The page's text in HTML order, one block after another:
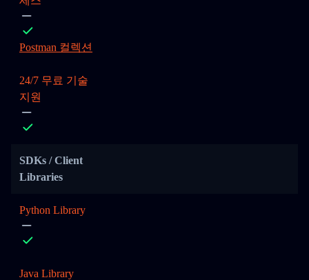
Postman 컬렉션
24/7 무료 기술
지원
SDKs / Client
Libraries
Python Library
Java Library